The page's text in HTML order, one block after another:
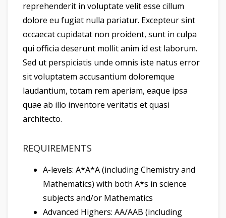
reprehenderit in voluptate velit esse cillum
dolore eu fugiat nulla pariatur. Excepteur sint
occaecat cupidatat non proident, sunt in culpa
qui officia deserunt mollit anim id est laborum.
Sed ut perspiciatis unde omnis iste natus error
sit voluptatem accusantium doloremque
laudantium, totam rem aperiam, eaque ipsa
quae ab illo inventore veritatis et quasi
architecto.
REQUIREMENTS
A-levels: A*A*A (including Chemistry and
Mathematics) with both A*s in science
subjects and/or Mathematics
Advanced Highers: AA/AAB (including